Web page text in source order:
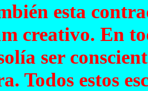
esta
creativo. En
ser
Todos estos